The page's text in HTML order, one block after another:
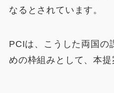
なるとされています。
PCIは、こうした両国の
めの枠組みとして、本提